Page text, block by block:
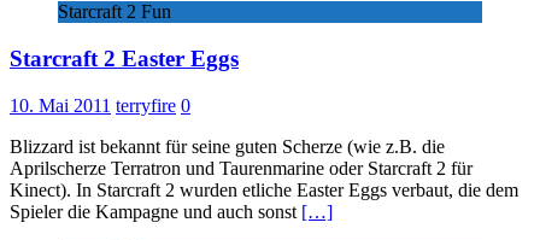
Starcraft 2 Fun
Starcraft 2 Easter Eggs
10. Mai 2011 terryfire 0
Blizzard ist bekannt für seine guten Scherze (wie z.B. die
Aprilscherze Terratron und Taurenmarine oder Starcraft 2 für
Kinect). In Starcraft 2 wurden etliche Easter Eggs verbaut, die dem
Spieler die Kampagne und auch sonst […]